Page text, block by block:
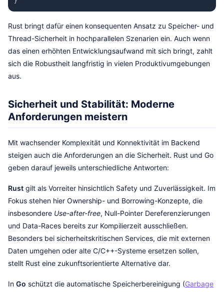
Rust bringt dafür einen konsequenten Ansatz zu Speicher- und
Thread-Sicherheit in hochparallelen Szenarien ein. Auch wenn
das einen erhöhten Entwicklungsaufwand mit sich bringt, zahlt
sich die Robustheit langfristig in vielen Produktivumgebungen
aus.
Sicherheit und Stabilität: Moderne
Anforderungen meistern
Mit wachsender Komplexität und Konnektivität im Backend
steigen auch die Anforderungen an die Sicherheit. Rust und Go
geben darauf jeweils unterschiedliche Antworten:
Rust gilt als Vorreiter hinsichtlich Safety und Zuverlässigkeit. Im
Fokus stehen hier Ownership- und Borrowing-Konzepte, die
insbesondere Use-after-free, Null-Pointer Dereferenzierungen
und Data-Races bereits zur Kompilierzeit ausschließen.
Besonders bei sicherheitskritischen Services, die mit externen
Daten umgehen oder alte C/C++-Systeme ersetzen sollen,
stellt Rust eine zukunftsorientierte Alternative dar.
In Go schützt die automatische Speicherbereinigung (Garbage